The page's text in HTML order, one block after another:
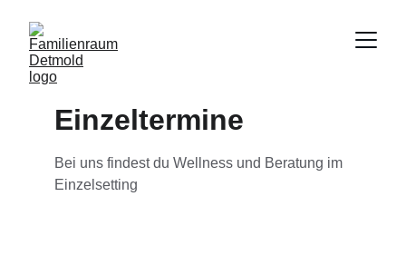
Einzeltermine
Bei uns findest du Wellness und Beratung im
Einzelsetting